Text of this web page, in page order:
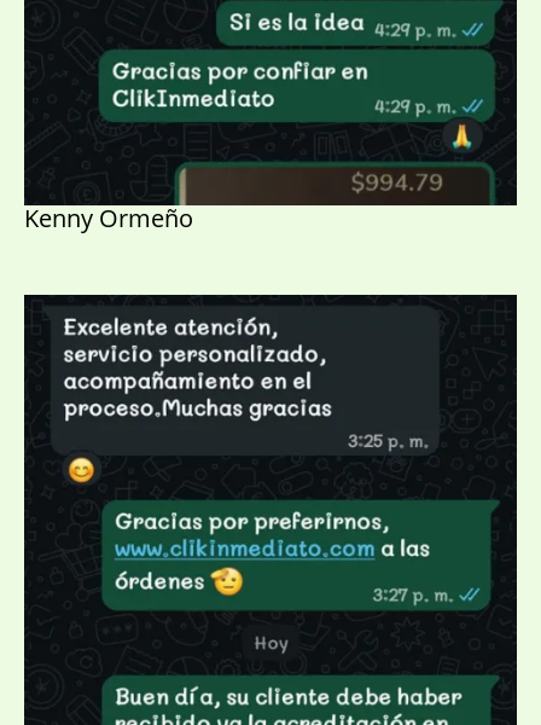
Kenny Ormeño